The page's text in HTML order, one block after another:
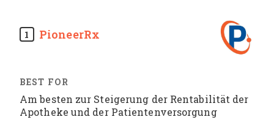
1 PioneerRx
Am besten zur Steigerung der Rentabilität der
Apotheke und der Patientenversorgung